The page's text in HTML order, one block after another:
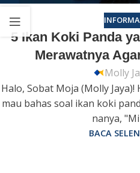
5 Ikan Koki Panda
Merawatnya
Molly
Halo, Sobat Moja (Molly
mau bahas soal ikan koki
nanya,
BACA